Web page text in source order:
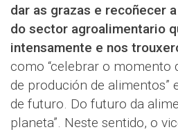
dar as grazas e recoñecer
do sector agroalimentario
intensamente e nos
como “celebrar o momento
de produción de alimentos”
de futuro. Do futuro da
planeta”. Neste sentido, o